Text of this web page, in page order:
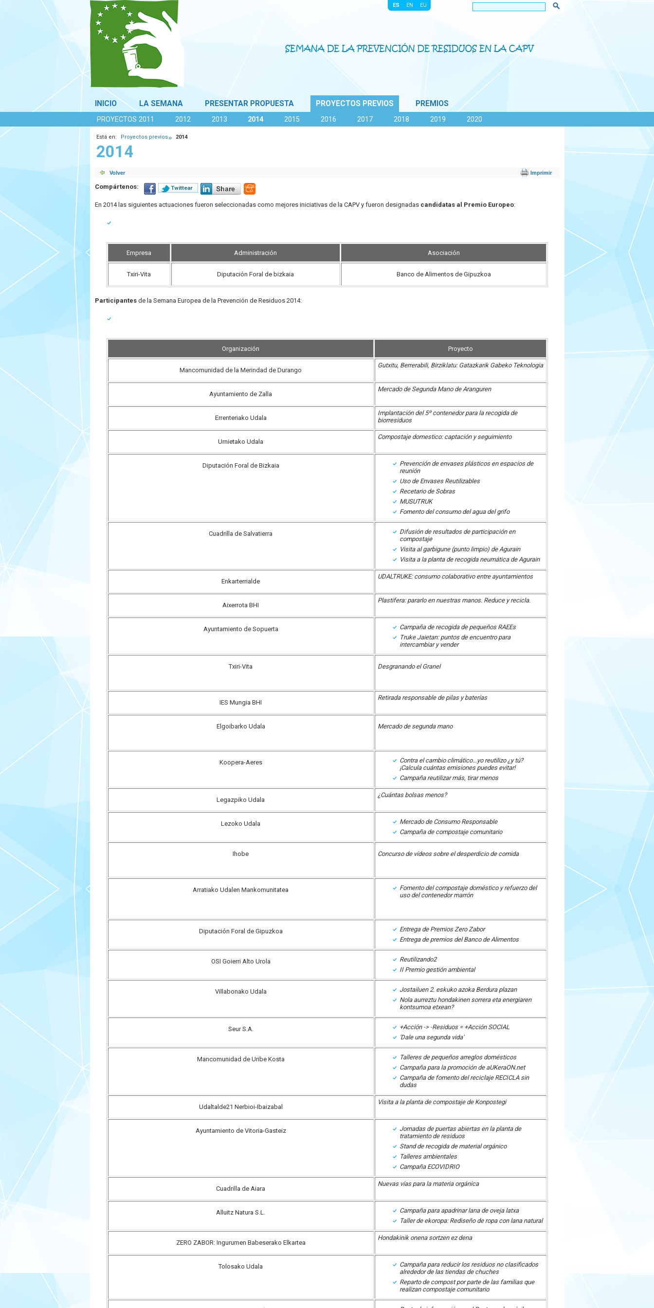
INICIO LA SEMANA PRESENTAR PROPUESTA PROYECTOS PREVIOS PREMIOS
PROYECTOS 2011 2012 2013 2014 2015 2016 2017 2018 2019 2020
Está en: Proyectos previos 2014
2014
Compártenos: Twittear
En 2014 las siguientes actuaciones fueron seleccionadas como mejores iniciativas de la CAPV y fueron designadas candidatas al Premio Europeo:
Empresa Administración Asociación
Txiri-Vita Diputación Foral de bizkaia Banco de Alimentos de Gipuzkoa
Participantesde la Semana Europea de la Prevención de Residuos 2014:
Organización Proyecto
Mancomunidad de la Merindad de Durango
Gutxitu, Berrerabili, Birziklatu: Gatazkarik Gabeko Teknologia
Ayuntamiento de Zalla
Mercado de Segunda Mano de Aranguren
Errenteriako Udala
Implantación del 5º contenedor para la recogida de
biorresiduos
Urnietako Udala
Compostaje domestico: captación y seguimiento
Diputación Foral de Bizkaia
Prevención de envases plásticos en espacios de
reunión
Uso de Envases Reutilizables
Recetario de Sobras
MUSUTRUK
Fomento del consumo del agua del grifo
Cuadrilla de Salvatierra
Difusión de resultados de participación en
compostaje
Visita al garbigune (punto limpio) de Agurain
Visita a la planta de recogida neumática de Agurain
Enkarterrialde
UDALTRUKE: consumo colaborativo entre ayuntamientos
Aixerrota BHI
Plastifera: pararlo en nuestras manos. Reduce y recicla.
Ayuntamiento de Sopuerta
Campaña de recogida de pequeños RAEEs
Truke Jaietan: puntos de encuentro para
intercambiar y vender
Txiri-Vita Desgranando el Granel
IES Mungia BHI
Retirada responsable de pilas y baterías
Elgoibarko Udala Mercado de segunda mano
Koopera-Aeres
Contra el cambio climático…yo reutilizo ¿y tú?
¡Calcula cuántas emisiones puedes evitar!
Campaña reutilizar más, tirar menos
Legazpiko Udala
¿Cuántas bolsas menos?
Lezoko Udala
Mercado de Consumo Responsable
Campaña de compostaje comunitario
Ihobe Concurso de vídeos sobre el desperdicio de comida
Arratiako Udalen Mankomunitatea
Fomento del compostaje doméstico y refuerzo del
uso del contenedor marrón
Diputación Foral de Gipuzkoa
Entrega de Premios Zero Zabor
Entrega de premios del Banco de Alimentos
OSI Goierri Alto Urola
Reutilizando2
II Premio gestión ambiental
Villabonako Udala
Jostailuen 2. eskuko azoka Berdura plazan
Nola aurreztu hondakinen sorrera eta energiaren
kontsumoa etxean?
Seur S.A.
+Acción -> -Residuos = +Acción SOCIAL
'Dale una segunda vida'
Mancomunidad de Uribe Kosta
Talleres de pequeños arreglos domésticos
Campaña para la promoción de aUKeraON.net
Campaña de fomento del reciclaje RECICLA sin
dudas
Udaltalde21 Nerbioi-Ibaizabal
Visita a la planta de compostaje de Konpostegi
Ayuntamiento de Vitoria-Gasteiz
Jornadas de puertas abiertas en la planta de
tratamiento de residuos
Stand de recogida de material orgánico
Talleres ambientales
Campaña ECOVIDRIO
Cuadrilla de Aiara
Nuevas vías para la materia orgánica
Alluitz Natura S.L.
Campaña para apadrinar lana de oveja latxa
Taller de ekoropa: Rediseño de ropa con lana natural
ZERO ZABOR: Ingurumen Babeserako Elkartea
Hondakinik onena sortzen ez dena
Tolosako Udala
Campaña para reducir los residuos no clasificados
alrededor de las tiendas de chuches
Reparto de compost por parte de las familias que
realizan compostaje comunitario